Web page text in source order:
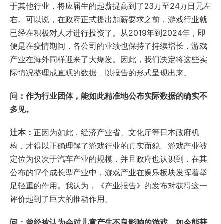
于其他行业，将应届生的起薪提高到了23万至24万日元左
右。可以说，在政府正式提出加薪要求之前，游戏行业就
已经在积极对人才进行投资了。从2019年到2024年，即
便是在疫情期间，各公司的业绩也保持了持续增长，游戏
产业在海外同样迎来了大爆发。因此，我们决定将这些实
际情况整理成直观的数据，以报告的形式呈现出来。
问：作为行业团体，能如此精准地公布实际数据的确实不
多见。
辻本： 正因为如此，经济产业省、文化厅等日本政府机
构，才得以正确理解了游戏行业的真实面貌。游戏产业被
定位为仅次于汽车产业的规模，并且政府也认识到，在其
公布的17个成长型产业中，游戏产业在娱乐板块发挥着举
足轻重的作用。我认为，《产业报告》的发布对获得这一
评价起到了巨大的推动作用。
问：曾经被认为会对儿童产生不良影响的游戏，如今能获